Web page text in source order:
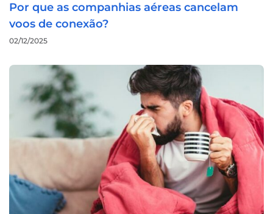
Por que as companhias aéreas cancelam
voos de conexão?
02/12/2025